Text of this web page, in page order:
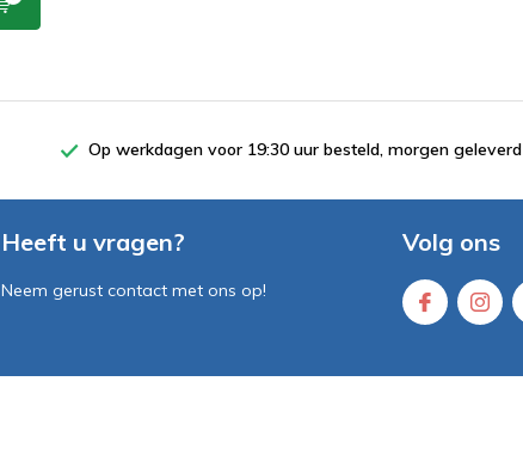
Op werkdagen voor 19:30 uur besteld, morgen geleverd
Heeft u vragen?
Neem gerust contact met ons op!
Volg ons